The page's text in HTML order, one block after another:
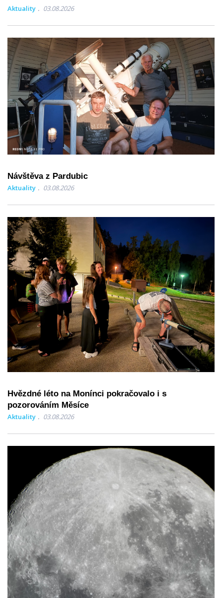
Aktuality 03.08.2026
Návštěva z Pardubic
Aktuality 03.08.2026
Hvězdné léto na Monínci pokračovalo i s
pozorováním Měsíce
Aktuality 03.08.2026